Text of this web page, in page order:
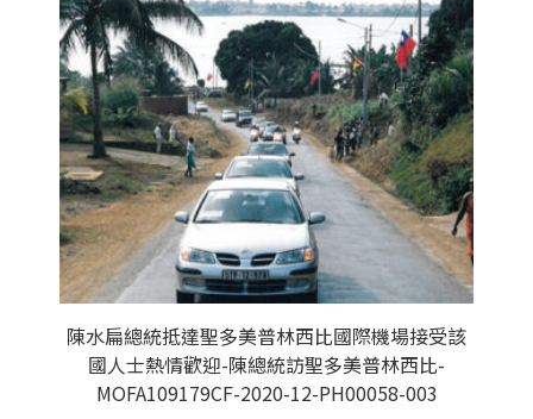
陳水扁總統抵達聖多美普林西比國際機場接受該
國人士熱情歡迎-陳總統訪聖多美普林西比-
MOFA109179CF-2020-12-PH00058-003